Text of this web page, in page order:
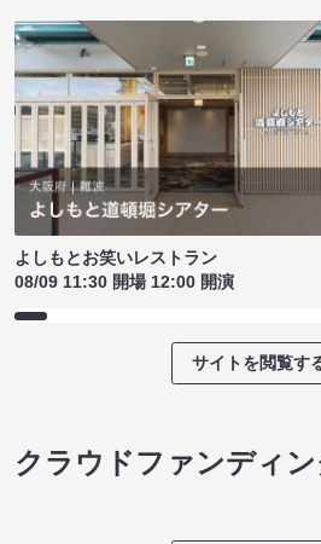
よしもとお笑いレストラン
08/09 11:30 開場 12:00 開演
サイトを閲覧す
クラウドファンディ